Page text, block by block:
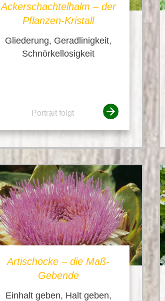
Ackerschachtelhalm – der
Pflanzen-Kristall
Gliederung, Geradlinigkeit,
Schnörkellosigkeit
Portrait folgt
Artischocke – die Maß-
Gebende
Einhalt geben, Halt geben,